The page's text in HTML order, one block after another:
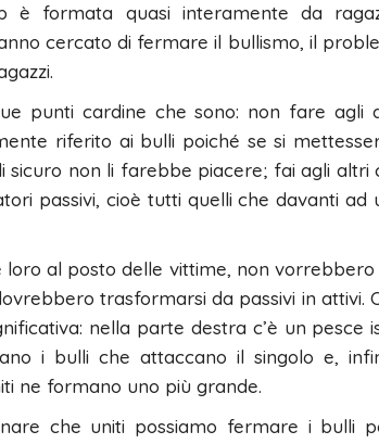
è formata quasi interamente da
cercato di fermare il bullismo, il
punti cardine che sono: non fare
riferito ai bulli poiché se si
sicuro non li farebbe piacere; fai agli
passivi, cioè tutti quelli che davanti ad
loro al posto delle vittime, non
trasformarsi da passivi in attivi.
nella parte destra c’è un pesce
i bulli che attaccano il singolo e,
ne formano uno più grande.
che uniti possiamo fermare i bulli